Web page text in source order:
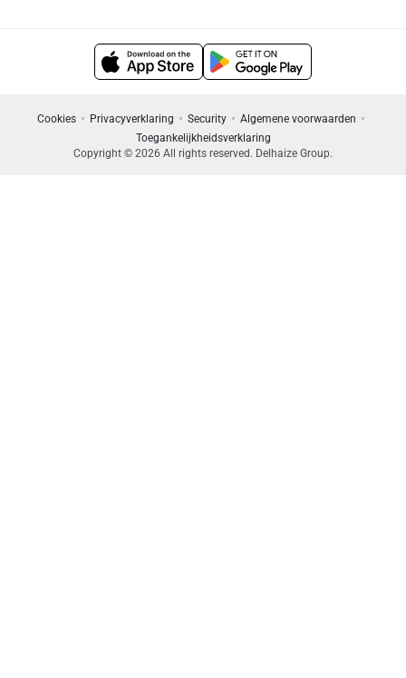
Cookies Privacyverklaring Security
Algemene voorwaarden
Toegankelijkheidsverklaring
Copyright © 2026 All rights reserved. Delhaize Group.